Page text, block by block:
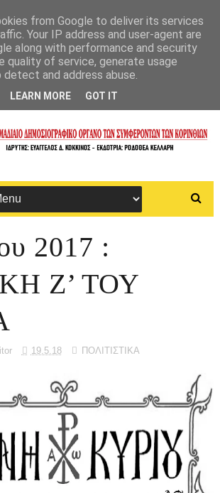
2017 :
Ζ’ ΤΟΥ
19.5.18 ΠΟΛΙΤΙΣΤΙΚΑ
from Google to deliver its services
Your IP address and user-agent are
along with performance and security
quality of service, generate usage
and address abuse.
LEARN MORE GOT IT